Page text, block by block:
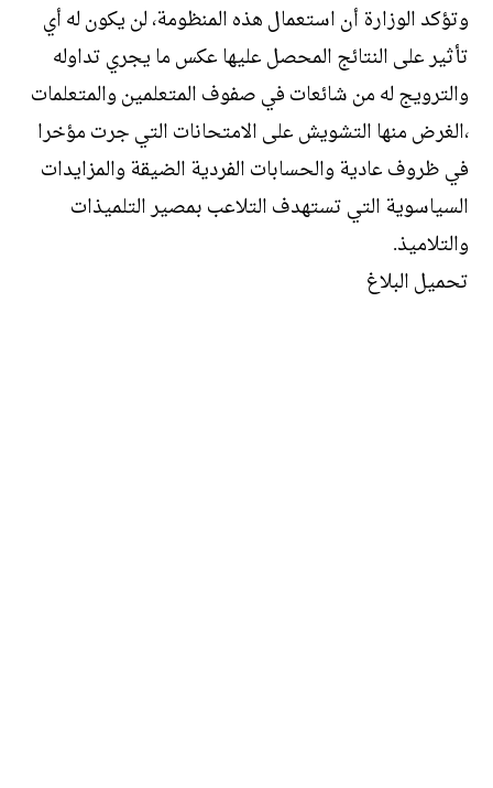
وتؤكد الوزارة أن استعمال هذه المنظومة، لن يكون له أي
تأثير على النتائج المحصل عليها عكس ما يجري تداوله
والترويج له من شائعات في صفوف المتعلمين والمتعلمات
،الغرض منها التشويش على الامتحانات التي جرت مؤخرا
في ظروف عادية والحسابات الفردية الضيقة والمزايدات
السياسوية التي تستهدف التلاعب بمصير التلميذات
والتلاميذ.
تحميل البلاغ